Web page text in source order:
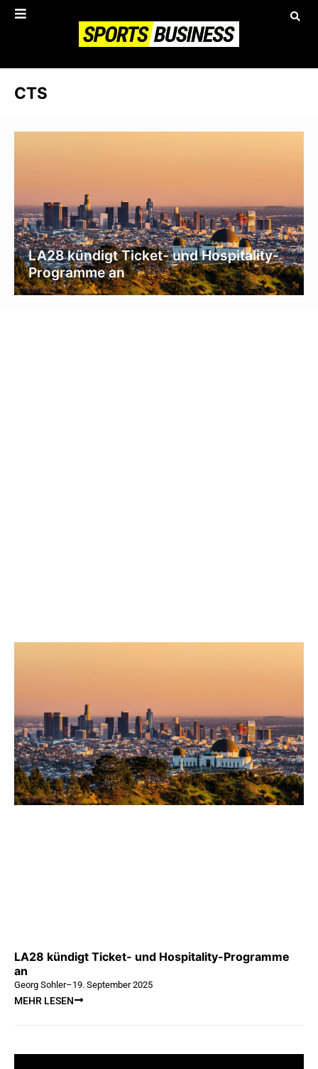
CTS
LA28 kündigt Ticket- und Hospitality-
Programme an
LA28 kündigt Ticket- und Hospitality-Programme
an
Georg Sohler–19. September 2025
MEHR LESEN